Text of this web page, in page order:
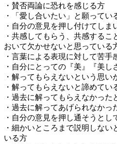
・賛否両論に恐れを感じる方
・「愛し合いたい」と願ってい
・自分の意見を押し付けてしま
・共感してもらう、共感する
おいて欠かせないと思っている
・言葉による表現に対して苦手
・自分にとっての『美』『美し
・解ってもらえないという思い
・解ってもらえないと諦めてい
・過去に解ってもらえなかっ
・過去に解ってあげられなか
・自分の意見を押し通そうとし
・細かいところまで説明しな
いる方